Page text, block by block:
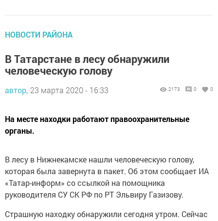
НОВОСТИ РАЙОНА
В Татарстане в лесу обнаружили
человеческую голову
автор, 23 марта 2020 - 16:33 2173 0 0
На месте находки работают правоохранительные
органы.
В лесу в Нижнекамске нашли человеческую голову,
которая была завернута в пакет. Об этом сообщает ИА
«Татар-информ» со ссылкой на помощника
руководителя СУ СК РФ по РТ Эльвиру Газизову.
Страшную находку обнаружили сегодня утром. Сейчас